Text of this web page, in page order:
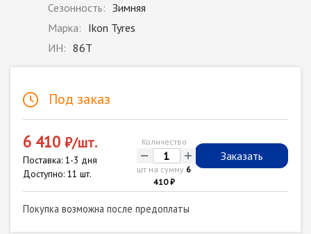
Сезонность: Зимняя
Марка: Ikon Tyres
ИН: 86T
Под заказ
6 410 ₽/шт.
Поставка: 1-3 дня
Доступно: 11 шт.
Количество
- +
шт на сумму 6
410 ₽
Заказать
Покупка возможна после предоплаты